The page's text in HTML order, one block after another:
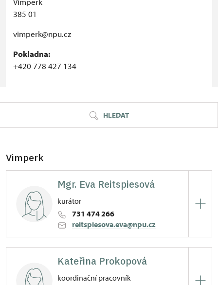
385 01
vimperk@npu.cz
Pokladna:
+420 778 427 134
HLEDAT
Vimperk
Mgr. Eva Reitspiesová
kurátor
731 474 266
reitspiesova.eva@npu.cz
Zámek 20/, Vimperk
Kateřina Prokopová
koordinační pracovník